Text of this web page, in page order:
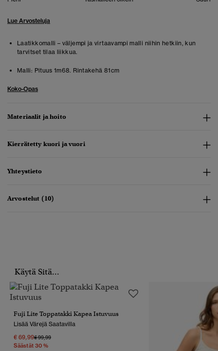
Lue Arvosteluja
Laatikkomalli – väljempi ja virtaavampi malli niihin hetkiin, kun
tarvitset tilaa liikkua.
Malli: Pituus 1m68. Rintakehä 81cm
Koko-Opas
Materiaalit ja hoito
Kierrätetty kuori ja vuori
Yhteystieto
Arvostelut (10)
Käytä Sitä...
Fuji Lite Toppatakki Kapea Istuvuus
Lisää Värejä Saatavilla
€ 69,99Hinta Alennettu Hinnasta
€ 99,99Hintaan
Säästät 30 %